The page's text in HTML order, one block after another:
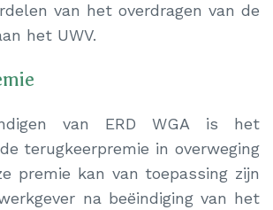
van het overdragen van de
het UWV.
van ERD WGA is het
terugkeerpremie in overweging
premie kan van toepassing zijn
na beëindiging van het